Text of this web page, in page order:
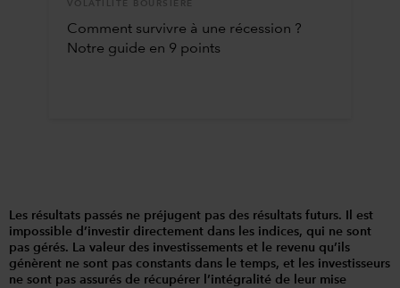
VOLATILITÉ BOURSIÈRE
Comment survivre à une récession ?
Notre guide en 9 points
Les résultats passés ne préjugent pas des résultats futurs. Il est
impossible d’investir directement dans les indices, qui ne sont
pas gérés. La valeur des investissements et le revenu qu’ils
génèrent ne sont pas constants dans le temps, et les investisseurs
ne sont pas assurés de récupérer l’intégralité de leur mise